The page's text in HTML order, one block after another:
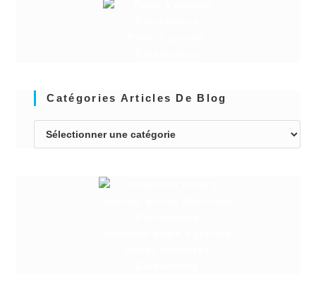
Catégories Articles De Blog